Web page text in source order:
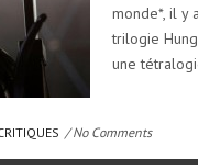
monde*, il y
trilogie
une
/ No Comments